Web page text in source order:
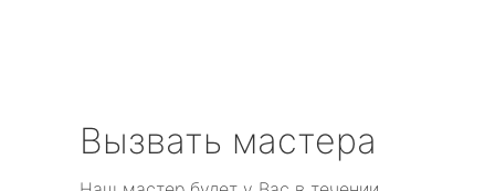
Вызвать мастера